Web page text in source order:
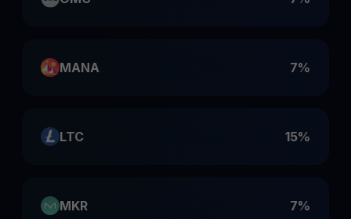
MANA 7%
LTC 15%
MKR 7%